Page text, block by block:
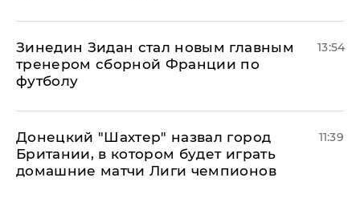
Зинедин Зидан стал новым главным
тренером сборной Франции по
футболу
13:54
Донецкий "Шахтер" назвал город
Британии, в котором будет играть
домашние матчи Лиги чемпионов
11:39